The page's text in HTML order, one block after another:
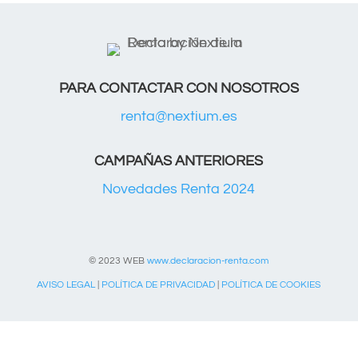
PARA CONTACTAR CON NOSOTROS
renta@nextium.es
CAMPAÑAS ANTERIORES
Novedades Renta 2024
© 2023 WEBwww.declaracion-renta.com
AVISO LEGAL| POLÍTICA DE PRIVACIDAD POLÍTICA DE COOKIES